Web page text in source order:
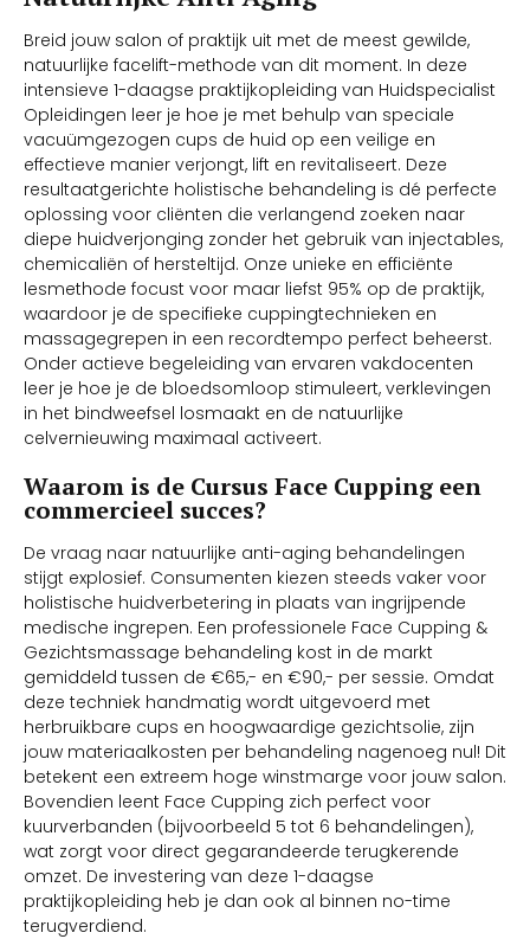
Breid jouw salon of praktijk uit met de meest gewilde,
natuurlijke facelift-methode van dit moment. In deze
intensieve 1-daagse praktijkopleiding van Huidspecialist
Opleidingen leer je hoe je met behulp van speciale
vacuümgezogen cups de huid op een veilige en
effectieve manier verjongt, lift en revitaliseert. Deze
resultaatgerichte holistische behandeling is dé perfecte
oplossing voor cliënten die verlangend zoeken naar
diepe huidverjonging zonder het gebruik van injectables,
chemicaliën of hersteltijd. Onze unieke en efficiënte
lesmethode focust voor maar liefst 95% op de praktijk,
waardoor je de specifieke cuppingtechnieken en
massagegrepen in een recordtempo perfect beheerst.
Onder actieve begeleiding van ervaren vakdocenten
leer je hoe je de bloedsomloop stimuleert, verklevingen
in het bindweefsel losmaakt en de natuurlijke
celvernieuwing maximaal activeert.
Waarom is de Cursus Face Cupping een
commercieel succes?
De vraag naar natuurlijke anti-aging behandelingen
stijgt explosief. Consumenten kiezen steeds vaker voor
holistische huidverbetering in plaats van ingrijpende
medische ingrepen. Een professionele Face Cupping &
Gezichtsmassage behandeling kost in de markt
gemiddeld tussen de €65,- en €90,- per sessie. Omdat
deze techniek handmatig wordt uitgevoerd met
herbruikbare cups en hoogwaardige gezichtsolie, zijn
jouw materiaalkosten per behandeling nagenoeg nul! Dit
betekent een extreem hoge winstmarge voor jouw salon.
Bovendien leent Face Cupping zich perfect voor
kuurverbanden (bijvoorbeeld 5 tot 6 behandelingen),
wat zorgt voor direct gegarandeerde terugkerende
omzet. De investering van deze 1-daagse
praktijkopleiding heb je dan ook al binnen no-time
terugverdiend.